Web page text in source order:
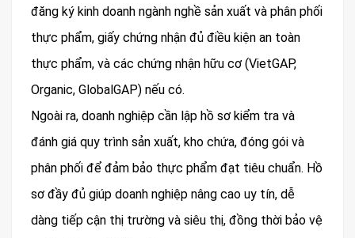
đăng ký kinh doanh ngành nghề sản xuất và phân phối
thực phẩm, giấy chứng nhận đủ điều kiện an toàn
thực phẩm, và các chứng nhận hữu cơ (VietGAP,
Organic, GlobalGAP) nếu có.
Ngoài ra, doanh nghiệp cần lập hồ sơ kiểm tra và
đánh giá quy trình sản xuất, kho chứa, đóng gói và
phân phối để đảm bảo thực phẩm đạt tiêu chuẩn. Hồ
sơ đầy đủ giúp doanh nghiệp nâng cao uy tín, dễ
dàng tiếp cận thị trường và siêu thị, đồng thời bảo vệ